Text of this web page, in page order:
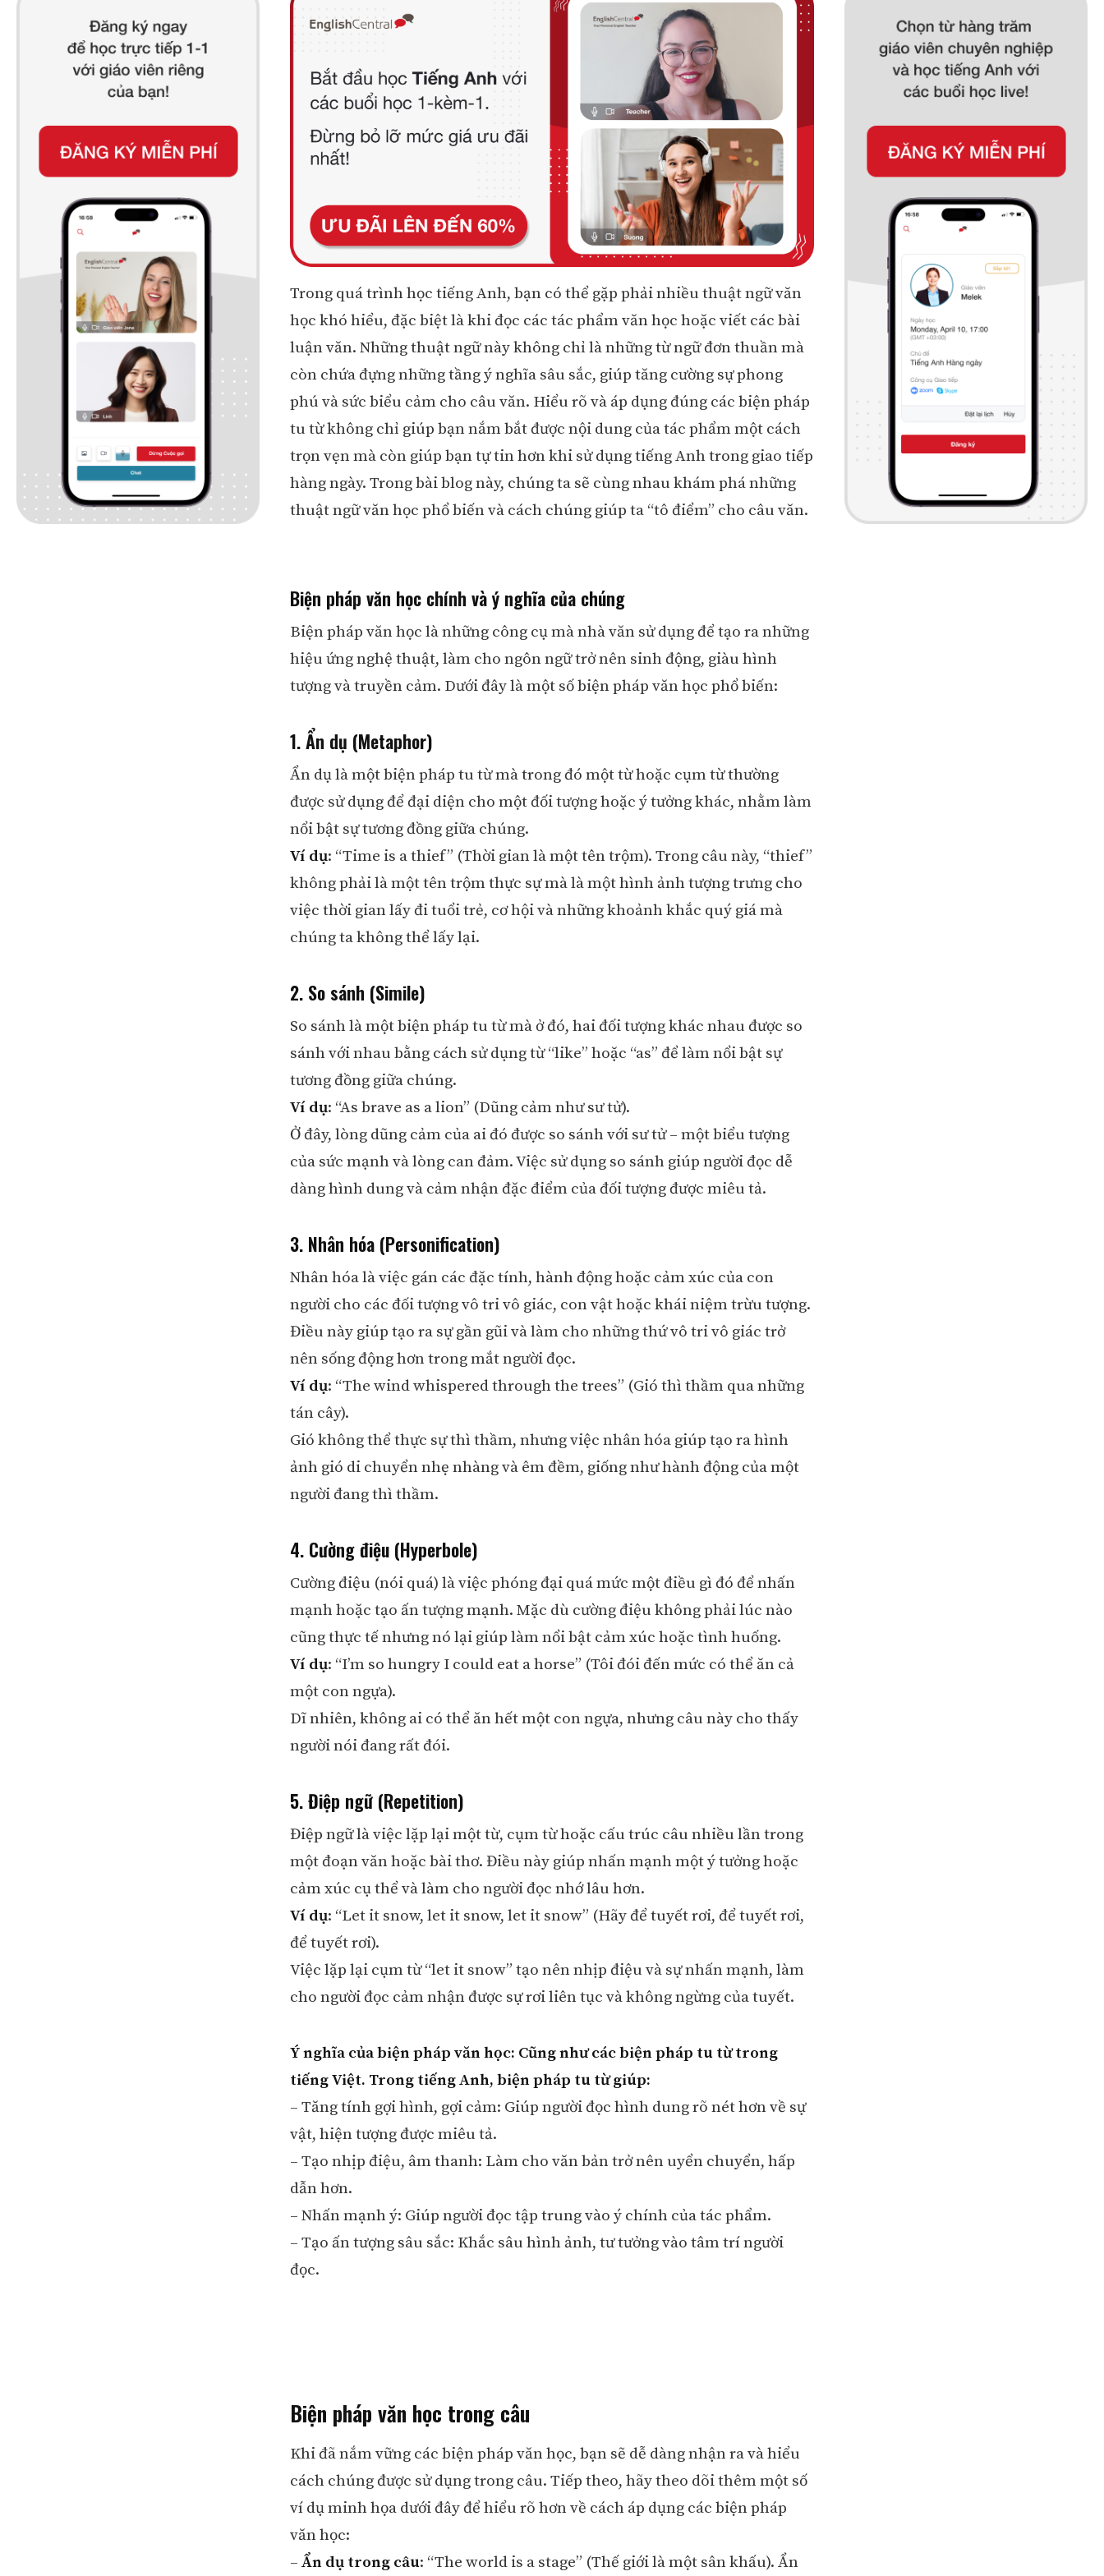
Trong quá trình học tiếng Anh, bạn có thể gặp phải nhiều thuật ngữ văn
học khó hiểu, đặc biệt là khi đọc các tác phẩm văn học hoặc viết các bài
luận văn. Những thuật ngữ này không chỉ là những từ ngữ đơn thuần mà
còn chứa đựng những tầng ý nghĩa sâu sắc, giúp tăng cường sự phong
phú và sức biểu cảm cho câu văn. Hiểu rõ và áp dụng đúng các biện pháp
tu từ không chỉ giúp bạn nắm bắt được nội dung của tác phẩm một cách
trọn vẹn mà còn giúp bạn tự tin hơn khi sử dụng tiếng Anh trong giao tiếp
hàng ngày. Trong bài blog này, chúng ta sẽ cùng nhau khám phá những
thuật ngữ văn học phổ biến và cách chúng giúp ta “tô điểm” cho câu văn.
Biện pháp văn học chính và ý nghĩa của chúng
Biện pháp văn học là những công cụ mà nhà văn sử dụng để tạo ra những
hiệu ứng nghệ thuật, làm cho ngôn ngữ trở nên sinh động, giàu hình
tượng và truyền cảm. Dưới đây là một số biện pháp văn học phổ biến:
1. Ẩn dụ (Metaphor)
Ẩn dụ là một biện pháp tu từ mà trong đó một từ hoặc cụm từ thường
được sử dụng để đại diện cho một đối tượng hoặc ý tưởng khác, nhằm làm
nổi bật sự tương đồng giữa chúng.
Ví dụ: “Time is a thief” (Thời gian là một tên trộm). Trong câu này, “thief”
không phải là một tên trộm thực sự mà là một hình ảnh tượng trưng cho
việc thời gian lấy đi tuổi trẻ, cơ hội và những khoảnh khắc quý giá mà
chúng ta không thể lấy lại.
2. So sánh (Simile)
So sánh là một biện pháp tu từ mà ở đó, hai đối tượng khác nhau được so
sánh với nhau bằng cách sử dụng từ “like” hoặc “as” để làm nổi bật sự
tương đồng giữa chúng.
Ví dụ: “As brave as a lion” (Dũng cảm như sư tử).
Ở đây, lòng dũng cảm của ai đó được so sánh với sư tử – một biểu tượng
của sức mạnh và lòng can đảm. Việc sử dụng so sánh giúp người đọc dễ
dàng hình dung và cảm nhận đặc điểm của đối tượng được miêu tả.
3. Nhân hóa (Personification)
Nhân hóa là việc gán các đặc tính, hành động hoặc cảm xúc của con
người cho các đối tượng vô tri vô giác, con vật hoặc khái niệm trừu tượng.
Điều này giúp tạo ra sự gần gũi và làm cho những thứ vô tri vô giác trở
nên sống động hơn trong mắt người đọc.
Ví dụ: “The wind whispered through the trees” (Gió thì thầm qua những
tán cây).
Gió không thể thực sự thì thầm, nhưng việc nhân hóa giúp tạo ra hình
ảnh gió di chuyển nhẹ nhàng và êm đềm, giống như hành động của một
người đang thì thầm.
4. Cường điệu (Hyperbole)
Cường điệu (nói quá) là việc phóng đại quá mức một điều gì đó để nhấn
mạnh hoặc tạo ấn tượng mạnh. Mặc dù cường điệu không phải lúc nào
cũng thực tế nhưng nó lại giúp làm nổi bật cảm xúc hoặc tình huống.
Ví dụ: “I’m so hungry I could eat a horse” (Tôi đói đến mức có thể ăn cả
một con ngựa).
Dĩ nhiên, không ai có thể ăn hết một con ngựa, nhưng câu này cho thấy
người nói đang rất đói.
5. Điệp ngữ (Repetition)
Điệp ngữ là việc lặp lại một từ, cụm từ hoặc cấu trúc câu nhiều lần trong
một đoạn văn hoặc bài thơ. Điều này giúp nhấn mạnh một ý tưởng hoặc
cảm xúc cụ thể và làm cho người đọc nhớ lâu hơn.
Ví dụ: “Let it snow, let it snow, let it snow” (Hãy để tuyết rơi, để tuyết rơi,
để tuyết rơi).
Việc lặp lại cụm từ “let it snow” tạo nên nhịp điệu và sự nhấn mạnh, làm
cho người đọc cảm nhận được sự rơi liên tục và không ngừng của tuyết.
Ý nghĩa của biện pháp văn học: Cũng như các biện pháp tu từ trong
tiếng Việt. Trong tiếng Anh, biện pháp tu từ giúp:
– Tăng tính gợi hình, gợi cảm: Giúp người đọc hình dung rõ nét hơn về sự
vật, hiện tượng được miêu tả.
– Tạo nhịp điệu, âm thanh: Làm cho văn bản trở nên uyển chuyển, hấp
dẫn hơn.
– Nhấn mạnh ý: Giúp người đọc tập trung vào ý chính của tác phẩm.
– Tạo ấn tượng sâu sắc: Khắc sâu hình ảnh, tư tưởng vào tâm trí người
đọc.
Biện pháp văn học trong câu
Khi đã nắm vững các biện pháp văn học, bạn sẽ dễ dàng nhận ra và hiểu
cách chúng được sử dụng trong câu. Tiếp theo, hãy theo dõi thêm một số
ví dụ minh họa dưới đây để hiểu rõ hơn về cách áp dụng các biện pháp
văn học:
– Ẩn dụ trong câu: “The world is a stage” (Thế giới là một sân khấu). Ẩn